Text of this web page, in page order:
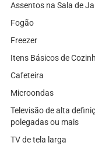
Assentos na Sala de
Fogão
Freezer
Itens Básicos de
Cafeteira
Microondas
Televisão de alta
polegadas ou mais
TV de tela larga